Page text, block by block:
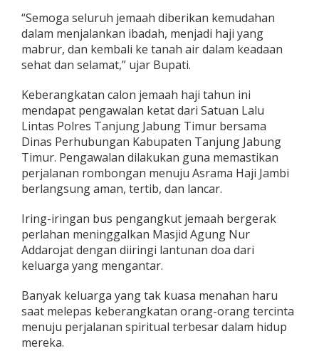
u
r
,
S
u
s
a
n
a
H
a
r
u
i
n
g
i
b
e
r
“Semoga seluruh jemaah diberikan kemudahan
dalam menjalankan ibadah, menjadi haji yang
mabrur, dan kembali ke tanah air dalam keadaan
sehat dan selamat,” ujar Bupati.
Keberangkatan calon jemaah haji tahun ini
mendapat pengawalan ketat dari Satuan Lalu
Lintas Polres Tanjung Jabung Timur bersama
Dinas Perhubungan Kabupaten Tanjung Jabung
Timur. Pengawalan dilakukan guna memastikan
perjalanan rombongan menuju Asrama Haji Jambi
berlangsung aman, tertib, dan lancar.
Iring-iringan bus pengangkut jemaah bergerak
perlahan meninggalkan Masjid Agung Nur
Addarojat dengan diiringi lantunan doa dari
keluarga yang mengantar.
Banyak keluarga yang tak kuasa menahan haru
saat melepas keberangkatan orang-orang tercinta
menuju perjalanan spiritual terbesar dalam hidup
mereka.